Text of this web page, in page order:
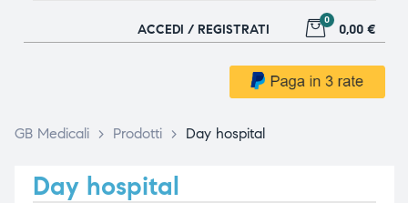
ACCEDI / REGISTRATI
0
0,00 €
GB Medicali > Prodotti > Day hospital
Day hospital